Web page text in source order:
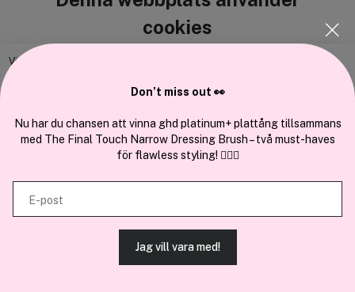
cookies
Vi använder enhetsidentifierare för att anpassa innehållet och
och annan information från din enhet till de sociala medier och annons-
och analysföretag som vi samarbetar med. Dessa kan i sin tur
kombinera informationen med annan information som du har
tillhandahållit eller som de har samlat in när du har använt deras
tjänster.
TILLÅT ALLA COOKIES
Cocopanda.se
En del avBrandsdal Group AS
Don’t miss out 👀
Nu har du chansen att vinna ghd platinum+ plattång tillsammans
med The Final Touch Narrow Dressing Brush – två must-haves
för flawless styling! 💇‍♀️✨
E-post
Jag vill vara med!